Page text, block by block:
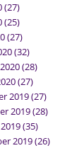
(27)
(25)
(27)
(32)
(28)
(27)
2019(27)
2019(28)
(35)
2019(26)